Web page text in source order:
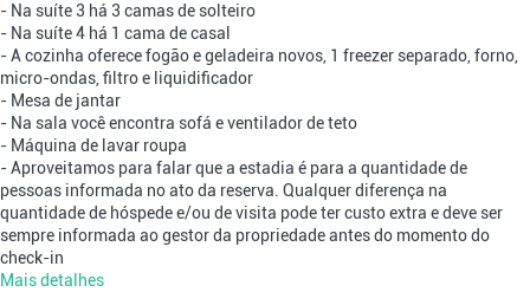
- Na suíte 3 há 3 camas de solteiro
- Na suíte 4 há 1 cama de casal
- A cozinha oferece fogão e geladeira novos, 1 freezer separado, forno,
micro-ondas, filtro e liquidificador
- Mesa de jantar
- Na sala você encontra sofá e ventilador de teto
- Máquina de lavar roupa
- Aproveitamos para falar que a estadia é para a quantidade de
pessoas informada no ato da reserva. Qualquer diferença na
quantidade de hóspede e/ou de visita pode ter custo extra e deve ser
sempre informada ao gestor da propriedade antes do momento do
check-in
Mais detalhes